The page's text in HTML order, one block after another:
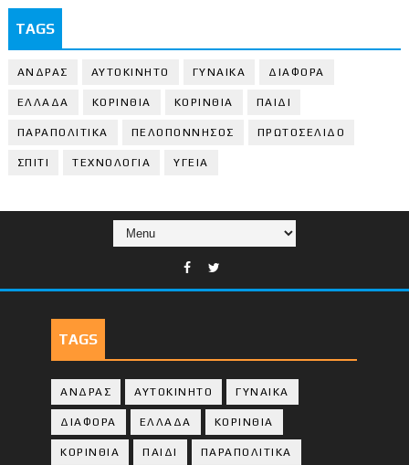
TAGS
ΑΝΔΡΑΣ ΑΥΤΟΚΙΝΗΤΟ ΓΥΝΑΙΚΑ ΔΙΑΦΟΡΑ
ΕΛΛΑΔΑ ΚΟΡΙΝΘΙΑ ΚΟΡΙΝΘΙA ΠΑΙΔΙ
ΠΑΡΑΠΟΛΙΤΙΚΑ ΠΕΛΟΠΟΝΝΗΣΟΣ ΠΡΩΤΟΣΕΛΙΔΟ
ΣΠΙΤΙ ΤΕΧΝΟΛΟΓΙΑ ΥΓΕΙΑ
TAGS
ΑΝΔΡΑΣ ΑΥΤΟΚΙΝΗΤΟ ΓΥΝΑΙΚΑ
ΔΙΑΦΟΡΑ ΕΛΛΑΔΑ ΚΟΡΙΝΘΙΑ
ΚΟΡΙΝΘΙA ΠΑΙΔΙ ΠΑΡΑΠΟΛΙΤΙΚΑ